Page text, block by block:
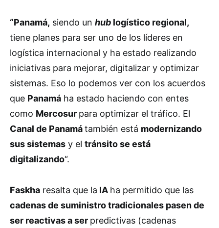
“Panamá, siendo un hub logístico regional,
tiene planes para ser uno de los líderes en
logística internacional y ha estado realizando
iniciativas para mejorar, digitalizar y optimizar
sistemas. Eso lo podemos ver con los acuerdos
que Panamá ha estado haciendo con entes
como Mercosur para optimizar el tráfico. El
Canal de Panamátambién está modernizando
sus sistemas y el tránsito se está
digitalizando“.
Faskha resalta que la IA ha permitido que las
cadenas de suministro tradicionales pasen de
ser reactivas a ser predictivas (cadenas